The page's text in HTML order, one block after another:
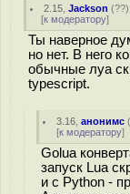
2.15 ,Jackson (??
[к модератору]
Ты наверное
но нет. В него
обычные луа
typescript.
3.16 ,анонимс
[к модератору]
Golua
запуск Lua
и с Python -